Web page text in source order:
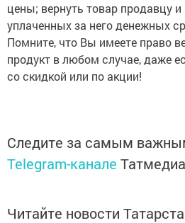
цены; вернуть товар продавцу и
уплаченных за него денежных
Помните, что Вы имеете право
продукт в любом случае, даже
со скидкой или по акции!
Следите за самым
Telegram-канале Татмедиа
Читайте новости